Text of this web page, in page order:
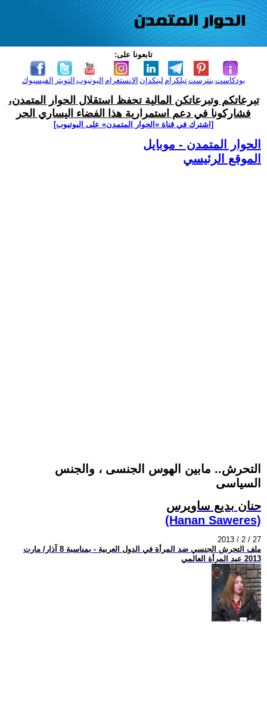
تابعونا على:
الفيسبوك التويتر اليوتيوب الانستغرام لينكدإن تيلكرامبنترست بودكاست
تبرعاتكم وتبرعاتكن المالية تحفظ استقلال الحوار المتمدن،
فشاركونا في دعم استمرارية هذا الفضاء اليساري الحر
[اشترك في قناة ‫«الحوار المتمدن» على اليوتيوب]
الحوار المتمدن - موبايل
الموقع الرئيسي
التحرش.. مابين الهوس الجنسى ، والجنس
السياسى
حنان بديع ساويرس
(Hanan Saweres)
2013 / 2 / 27
ملف التحرش الجنسي ضد المرأة في الدول العربية - بمناسبة 8 آذار/ مارت
2013 عيد المرأة العالمي